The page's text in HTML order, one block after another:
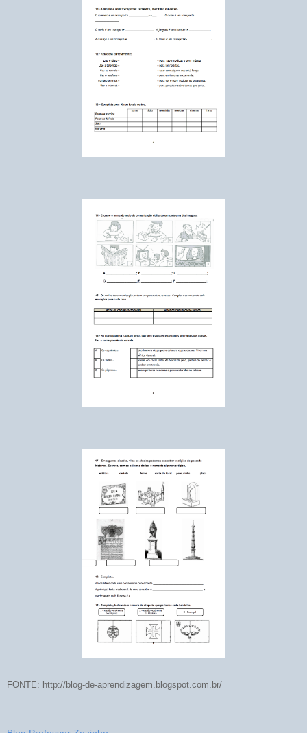
FONTE: http://blog-de-aprendizagem.blogspot.com.br/